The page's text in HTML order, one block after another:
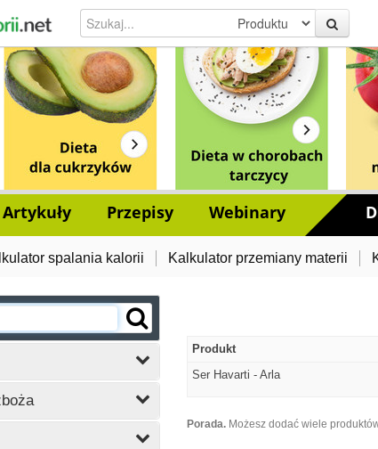
Artykuły Przepisy Webinary
spalania kalorii Kalkulator przemiany materii
Produkt
Ser Havarti - Arla
Porada. Możesz dodać wiele